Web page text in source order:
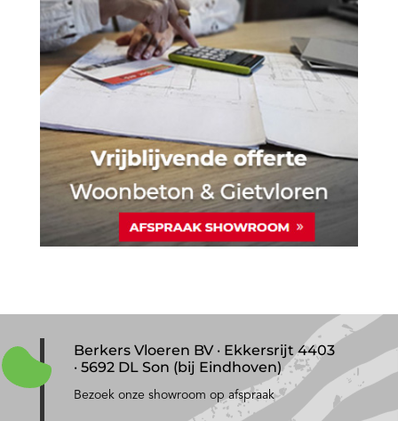
Berkers Vloeren BV · Ekkersrijt 4403
· 5692 DL Son (bij Eindhoven)
Bezoek onze showroom op afspraak